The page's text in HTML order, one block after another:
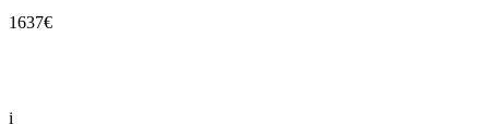
1637€
i